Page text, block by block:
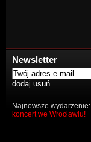
Newsletter
Najnowsze wydarzenie:
koncert we Wrocławiu!